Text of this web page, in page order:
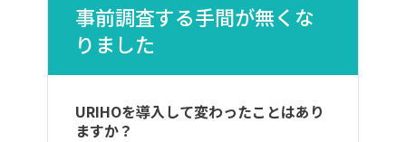
事前調査する手間が無くな
りました
URIHOを導入して変わったことはあり
ますか？